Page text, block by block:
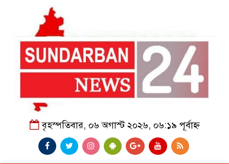
বৃহস্পতিবার, ০৬ অগাস্ট ২০২৬, ০৬:১৯ পূর্বাহ্ন